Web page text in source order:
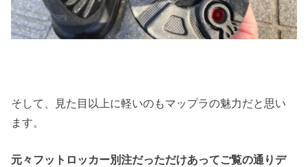
そして、見た目以上に軽いのもマップラの魅力だと思い
ます。
元々フットロッカー別注だっただけあってご覧の通りデ